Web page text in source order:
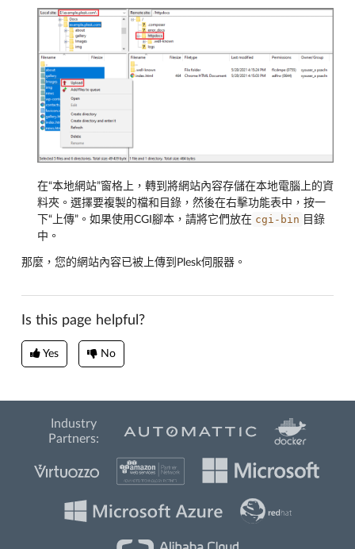
在“本地網站”窗格上，轉到將網站內容存儲在本地電腦上的資
料夾。選擇要複製的檔和目錄，然後在右擊功能表中，按一
下“上傳”。如果使用CGI腳本，請將它們放在 cgi-bin 目錄
中。
那麼，您的網站內容已被上傳到Plesk伺服器。
Is this page helpful?
Yes No
Industry
Partners: